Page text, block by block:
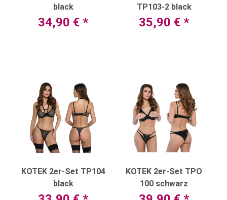
black
34,90 € *
TP103-2 black
35,90 € *
KOTEK 2er-Set TP104
black
KOTEK 2er-Set TPO
100 schwarz